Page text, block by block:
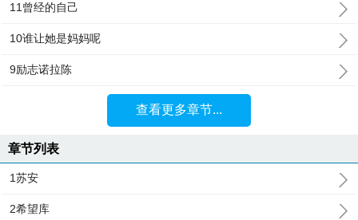
11曾经的自己
10谁让她是妈妈呢
9励志诺拉陈
查看更多章节...
章节列表
1苏安
2希望库